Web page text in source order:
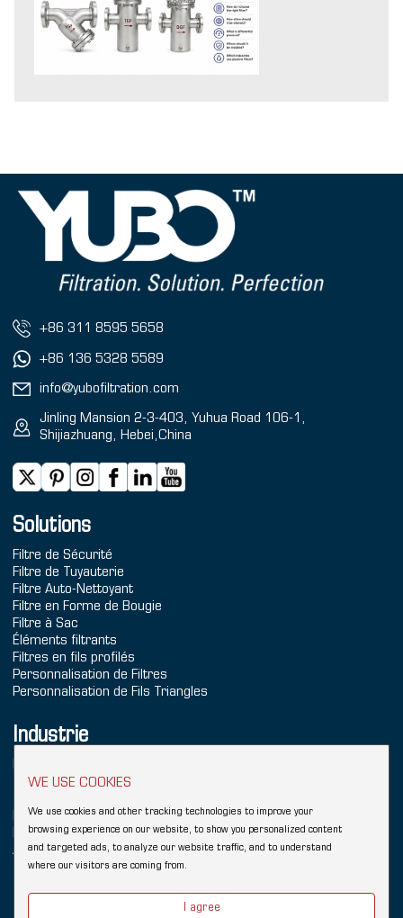
WE USE COOKIES
We use cookies and other tracking technologies to improve your
browsing experience on our website, to show you personalized content
and targeted ads, to analyze our website traffic, and to understand
where our visitors are coming from.
I agree
+86 311 8595 5658
+86 136 5328 5589
info@yubofiltration.com
Jinling Mansion 2-3-403, Yuhua Road 106-1,
Shijiazhuang, Hebei,China
Solutions
Filtre de Sécurité
Filtre de Tuyauterie
Filtre Auto-Nettoyant
Filtre en Forme de Bougie
Filtre à Sac
Éléments filtrants
Filtres en fils profilés
Personnalisation de Filtres
Personnalisation de Fils Triangles
Industrie
Traitement de l'Eau de Mer
Produits Chimiques
Raffinage
Aliments & Boissons